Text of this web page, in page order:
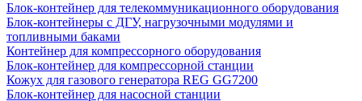
Блок-контейнер для телекоммуникационного оборудования
Блок-контейнеры с ДГУ, нагрузочными модулями и
топливными баками
Контейнер для компрессорного оборудования
Блок-контейнер для компрессорной станции
Кожух для газового генератора REG GG7200
Блок-контейнер для насосной станции